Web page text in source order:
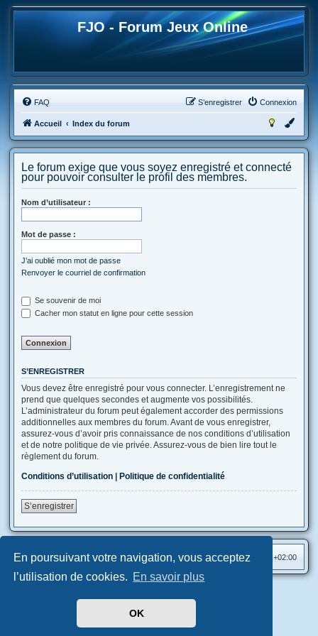
En poursuivant votre navigation, vous acceptez
l’utilisation de cookies. En savoir plus
OK
FJO - Forum Jeux Online
FAQ Connexion
S’enregistrer
Accueil Index du forum
Le forum exige que vous soyez enregistré et connecté
pour pouvoir consulter le profil des membres.
Nom d’utilisateur :
Mot de passe :
J’ai oublié mon mot de passe
Renvoyer le courriel de confirmation
Se souvenir de moi
Cacher mon statut en ligne pour cette session
S’ENREGISTRER
Vous devez être enregistré pour vous connecter. L’enregistrement ne
prend que quelques secondes et augmente vos possibilités.
L’administrateur du forum peut également accorder des permissions
additionnelles aux membres du forum. Avant de vous enregistrer,
assurez-vous d’avoir pris connaissance de nos conditions d’utilisation
et de notre politique de vie privée. Assurez-vous de bien lire tout le
règlement du forum.
Conditions d’utilisation | Politique de confidentialité
S’enregistrer
Accueil Index du forum Heures au format UTC+02:00